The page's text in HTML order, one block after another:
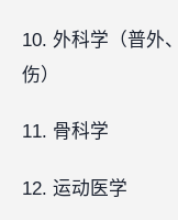
10. 外科学（普外
伤）
11. 骨科学
12. 运动医学